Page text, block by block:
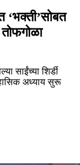
‘भक्ती’सोबत
साईंच्या शिर्डी
अध्याय सुरू